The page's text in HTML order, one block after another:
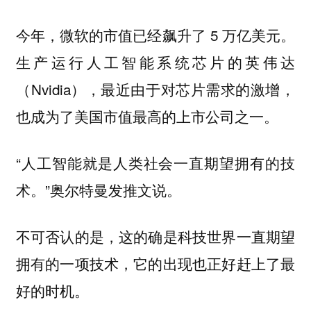
今年，微软的市值已经飙升了 5 万亿美元。
生产运行人工智能系统芯片的英伟达
（Nvidia），最近由于对芯片需求的激增，
也成为了美国市值最高的上市公司之一。
“人工智能就是人类社会一直期望拥有的技
术。”奥尔特曼发推文说。
不可否认的是，这的确是科技世界一直期望
拥有的一项技术，它的出现也正好赶上了最
好的时机。